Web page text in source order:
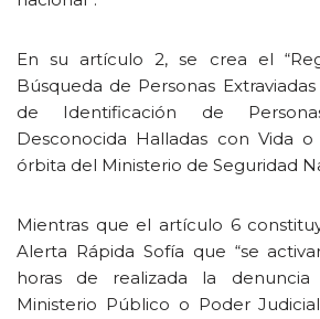
En su artículo 2, se crea el
Búsqueda de Personas
de Identificación de
Desconocida Halladas con Vida
órbita del Ministerio de Seguridad
Mientras que el artículo 6
Alerta Rápida Sofía que “se
horas de realizada la
Ministerio Público o Poder